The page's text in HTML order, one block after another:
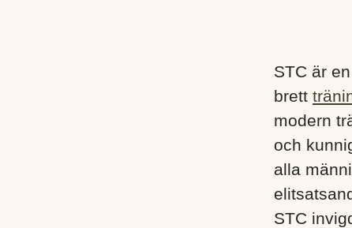
STC är
brett
modern
och
alla
STC